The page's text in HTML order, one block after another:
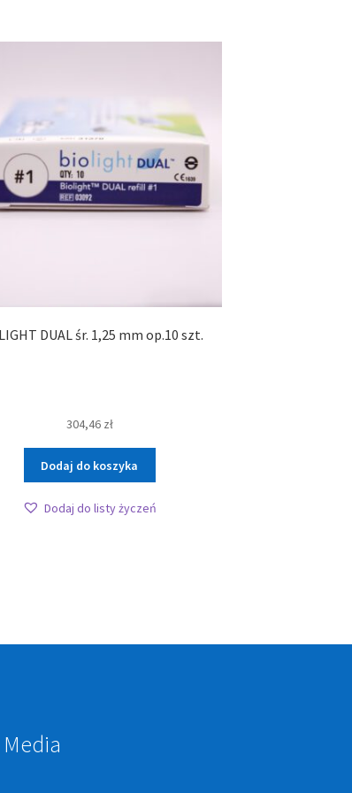
DUAL śr. 1,25 mm op.10 szt.
304,46 zł
Dodaj do koszyka
Dodaj do listy życzeń